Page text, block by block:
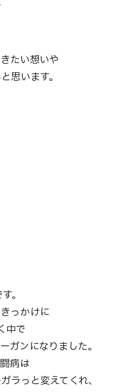
たい想いや
思います。
。
っかけに
中で
ガンになりました。
病は
ラっと変えてくれ、